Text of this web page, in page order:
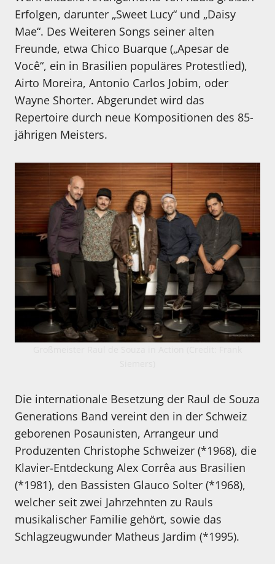
Erfolgen, darunter „Sweet Lucy“ und „Daisy
Mae“. Des Weiteren Songs seiner alten
Freunde, etwa Chico Buarque („Apesar de
Você“, ein in Brasilien populäres Protestlied),
Airto Moreira, Antonio Carlos Jobim, oder
Wayne Shorter. Abgerundet wird das
Repertoire durch neue Kompositionen des 85-
jährigen Meisters.
Die internationale Besetzung der Raul de Souza
Generations Band vereint den in der Schweiz
geborenen Posaunisten, Arrangeur und
Produzenten Christophe Schweizer (*1968), die
Klavier-Entdeckung Alex Corrêa aus Brasilien
(*1981), den Bassisten Glauco Solter (*1968),
welcher seit zwei Jahrzehnten zu Rauls
musikalischer Familie gehört, sowie das
Schlagzeugwunder Matheus Jardim (*1995).